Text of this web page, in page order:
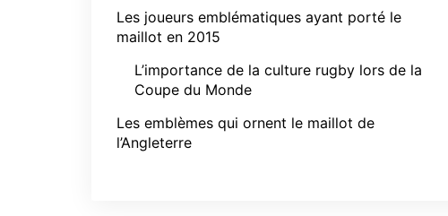
Les joueurs emblématiques ayant porté le
maillot en 2015
L’importance de la culture rugby lors de la
Coupe du Monde
Les emblèmes qui ornent le maillot de
l’Angleterre